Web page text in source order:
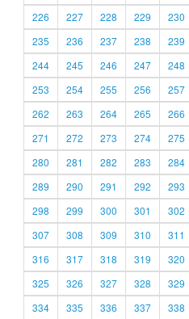
226
227 228 229 230
235
236 237 238 239
244
245 246 247 248
253
254 255 256 257
262
263 264 265 266
271
272 273 274 275
280
281 282 283 284
289
290 291 292 293
298
299 300 301 302
307
308 309 310 311
316
317 318 319 320
325
326 327 328 329
334
335 336 337 338